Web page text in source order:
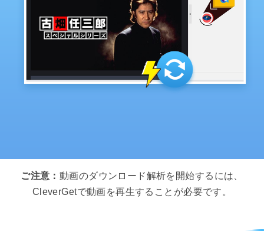
ご注意： 動画のダウンロード解析を開始するには、
CleverGetで動画を再生することが必要です。